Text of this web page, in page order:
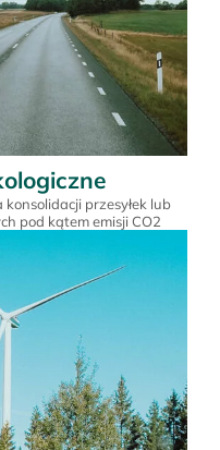
przesyłek lub
pod kątem emisji CO2